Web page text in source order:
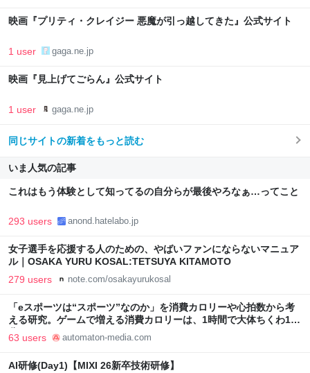
映画『プリティ・クレイジー 悪魔が引っ越してきた』公式サイト
1 user gaga.ne.jp
映画『見上げてごらん』公式サイト
1 user gaga.ne.jp
同じサイトの新着をもっと読む
いま人気の記事
これはもう体験として知ってるの自分らが最後やろなぁ…ってこと
293 users anond.hatelabo.jp
女子選手を応援する人のための、やばいファンにならないマニュア
ル｜OSAKA YURU KOSAL:TETSUYA KITAMOTO
279 users note.com/osakayurukosal
「eスポーツは“スポーツ”なのか」を消費カロリーや心拍数から考
える研究。ゲームで増える消費カロリーは、1時間で大体ちくわ1本
分 - AUTOMATON
63 users automaton-media.com
AI研修(Day1)【MIXI 26新卒技術研修】